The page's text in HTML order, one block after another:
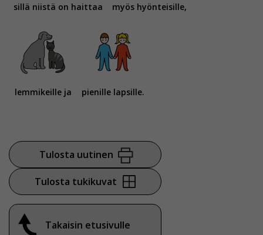
sillä niistä on haittaa myös hyönteisille,
lemmikeille ja pienille lapsille.
Tulosta uutinen
Tulosta tukikuvat
Takaisin etusivulle